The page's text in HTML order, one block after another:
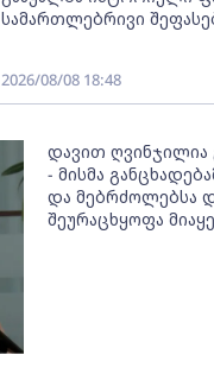
სამართლებრივი
2026/08/08 18:48
დავით ღვინჯილია
- მისმა
და მებრძოლებსა
შეურაცხყოფა